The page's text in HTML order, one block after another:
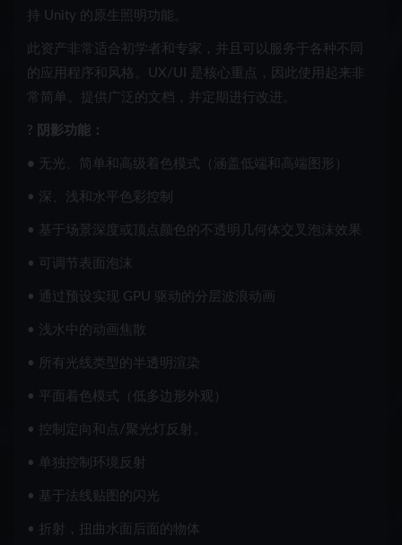
持 Unity 的原生照明功能。
此资产非常适合初学者和专家，并且可以服务于各种不同
的应用程序和风格。UX/UI 是核心重点，因此使用起来非
常简单。提供广泛的文档，并定期进行改进。
? 阴影功能：
• 无光、简单和高级着色模式（涵盖低端和高端图形）
• 深、浅和水平色彩控制
• 基于场景深度或顶点颜色的不透明几何体交叉泡沫效果
• 可调节表面泡沫
• 通过预设实现 GPU 驱动的分层波浪动画
• 浅水中的动画焦散
• 所有光线类型的半透明渲染
• 平面着色模式（低多边形外观）
• 控制定向和点/聚光灯反射。
• 单独控制环境反射
• 基于法线贴图的闪光
• 折射，扭曲水面后面的物体